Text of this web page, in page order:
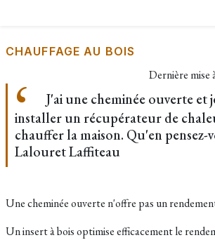
CHAUFFAGE AU BOIS
Dernière mise
J'ai une cheminée ouverte et
installer un récupérateur de
chauffer la maison. Qu'en pensez-
Lalouret Laffiteau
Une cheminée ouverte n'offre pas un
Un insert à bois optimise efficacement le